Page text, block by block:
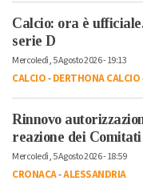
Calcio: ora è
serie D
Mercoledì, 5 Agosto 2026 - 19:13
CALCIO-DERTHONA CALCIO
Rinnovo
reazione dei
Mercoledì, 5 Agosto 2026 - 18:59
CRONACA-ALESSANDRIA